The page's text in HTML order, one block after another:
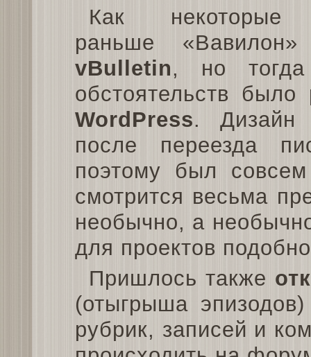
Как некоторые
раньше
vBulletin, но тогда
обстоятельств
WordPress. Дизайн
после переезда
поэтому был
смотрится весьма
необычно, а
для проектов
Пришлось также
(отыгрыша
рубрик, записей и